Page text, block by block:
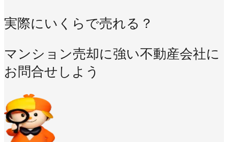
実際にいくらで売れる？
マンション売却に強い不動産会社に
お問合せしよう